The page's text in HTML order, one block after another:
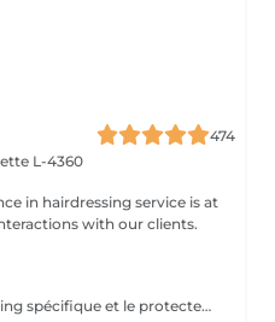
474
L-4360
with our clients.
Le pack comprend le shampooing spécifique et le protecteur REDKEN , la permanente avec les produits LOREAL PROFESSIONNEL , le conditionneur REDKEN , le séchage et les produits de styling REDKEN Option Coupe : la coupe IGORANCE (finition sur cheveux secs), le séchage et les produits de styling REDKEN. * Tarifs à titre indicatifs à confirmer après la consultation personnalisée établit auprès de votre coiffeur/stylist/spécialiste * La direction se réserve le droit d’apporter des modifications pour le bon fonctionnement du salon